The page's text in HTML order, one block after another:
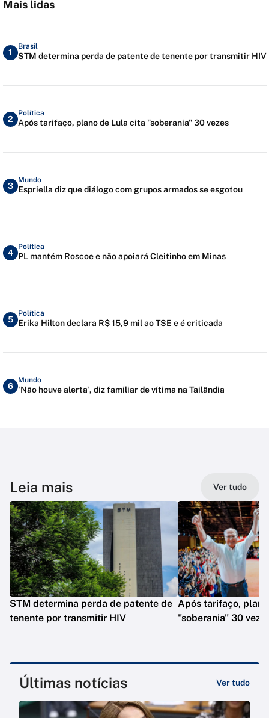
Mais lidas
1
Brasil
STM determina perda de patente de tenente por transmitir HIV
2
Política
Após tarifaço, plano de Lula cita "soberania" 30 vezes
3
Mundo
Espriella diz que diálogo com grupos armados se esgotou
4
Política
PL mantém Roscoe e não apoiará Cleitinho em Minas
5
Política
Erika Hilton declara R$ 15,9 mil ao TSE e é criticada
6
Mundo
'Não houve alerta', diz familiar de vítima na Tailândia
Leia mais Ver tudo
STM determina perda de patente de
tenente por transmitir HIV
Após tarifaço,
"soberania" 30
Últimas notícias Ver tudo